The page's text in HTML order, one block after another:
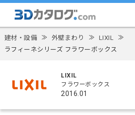
建材・設備 ≫ 外壁まわり ≫ LIXIL ≫
ラフィーネシリーズ フラワーボックス
LIXIL
フラワーボックス
2016.01